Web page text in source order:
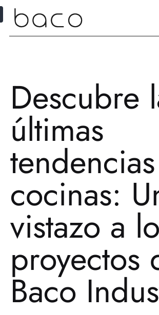
Descubre
últimas
cocinas:
vistazo a
proyectos
Baco